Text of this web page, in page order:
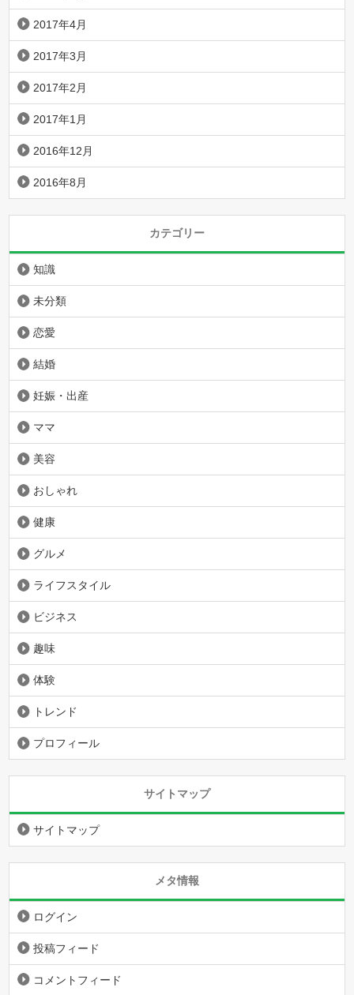
2017年4月
2017年3月
2017年2月
2017年1月
2016年12月
2016年8月
カテゴリー
知識
未分類
恋愛
結婚
妊娠・出産
ママ
美容
おしゃれ
健康
グルメ
ライフスタイル
ビジネス
趣味
体験
トレンド
プロフィール
サイトマップ
サイトマップ
メタ情報
ログイン
投稿フィード
コメントフィード